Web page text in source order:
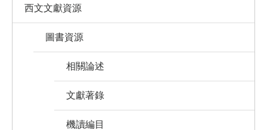
西文文獻資源
圖書資源
相關論述
文獻著錄
機讀編目